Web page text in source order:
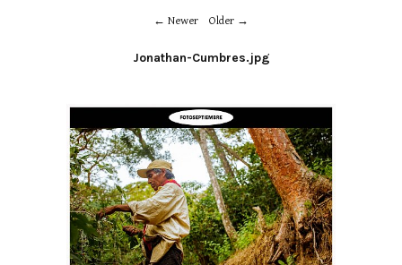
Newer Older
Jonathan-Cumbres.jpg